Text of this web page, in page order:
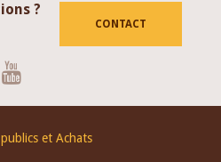
?
CONTACT
et Achats